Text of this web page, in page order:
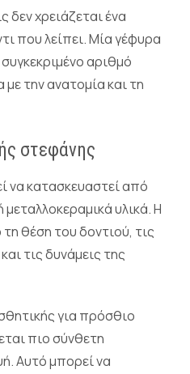
δεν χρειάζεται ένα
που λείπει. Μία γέφυρα
αριθμό
την ανατομία και τη
στεφάνης
να κατασκευαστεί από
υλικά. Η
θέση του δοντιού, τις
τις δυνάμεις της
για πρόσθιο
πιο σύνθετη
Αυτό μπορεί να